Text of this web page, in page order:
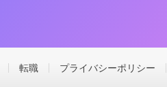
転職 プライバシーポリシー